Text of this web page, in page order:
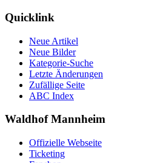
Quicklink
Neue Artikel
Neue Bilder
Kategorie-Suche
Letzte Änderungen
Zufällige Seite
ABC Index
Waldhof Mannheim
Offizielle Webseite
Ticketing